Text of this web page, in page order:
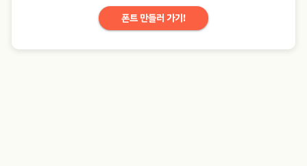
폰트 만들러 가기!